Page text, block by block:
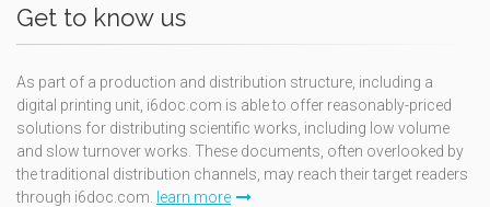
Get to know us
As part of a production and distribution structure, including a
digital printing unit, i6doc.com is able to offer reasonably-priced
solutions for distributing scientific works, including low volume
and slow turnover works. These documents, often overlooked by
the traditional distribution channels, may reach their target readers
through i6doc.com.
learn more